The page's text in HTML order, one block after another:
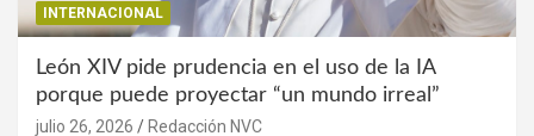
INTERNACIONAL
León XIV pide prudencia en el uso de la IA
porque puede proyectar “un mundo irreal”
julio 26, 2026 Redacción NVC